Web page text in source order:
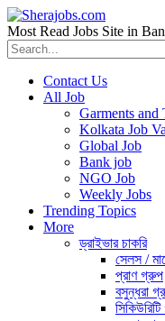
Most Read Jobs Site in
Contact Us
All Job
Garments and
Kolkata Job
Global Job
Bank job
NGO Job
Weekly Jobs
Trending Topics
More
ড্রাইভার চাকরি
সেলস /
প্রাণ গ্রুপ
বসুন্ধরা
সিকিউরিটি